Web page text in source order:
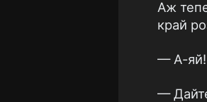
Аж
край
— А-яй!
—